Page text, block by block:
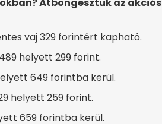
Átböngésztük az akciós
vaj 329 forintért kapható.
helyett 299 forint.
649 forintba kerül.
helyett 259 forint.
659 forintba kerül.